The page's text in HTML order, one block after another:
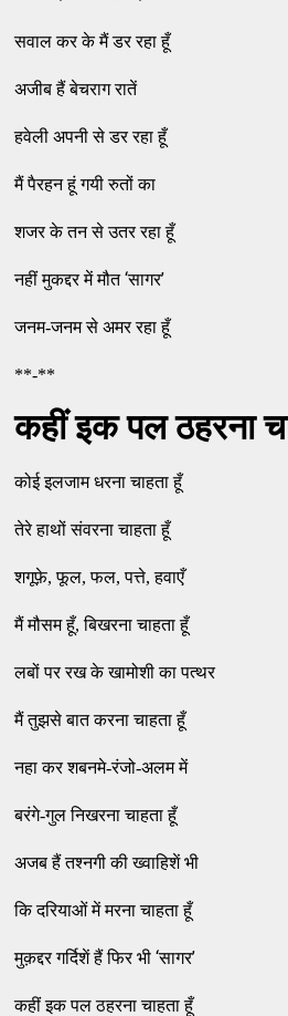
सवाल कर के मैं डर रहा हूँ
अजीब हैं बेचराग रातें
हवेली अपनी से डर रहा हूँ
मैं पैरहन हूं गयी रुतों का
शजर के तन से उतर रहा हूँ
नहीं मुकद्दर में मौत‘सागर’
जनम-जनम से अमर रहा हूँ
**-**
कहीं इक पल ठहरना
कोई इलजाम धरना चाहता हूँ
तेरे हाथों संवरना चाहता हूँ
शगूफ़े, फूल, फल, पत्ते, हवाएँ
मैं मौसम हूँ, बिखरना चाहता हूँ
लबों पर रख के खामोशी का पत्थर
मैं तुझसे बात करना चाहता हूँ
नहा कर शबनमे-रंजो-अलम में
बरंगे-गुल निखरना चाहता हूँ
अजब हैं तश्नगी की ख्वाहिशें भी
कि दरियाओं में मरना चाहता हूँ
मुक़द्दर गर्दिशें हैं फिर भी‘सागर’
कहीं इक पल ठहरना चाहता हूँ